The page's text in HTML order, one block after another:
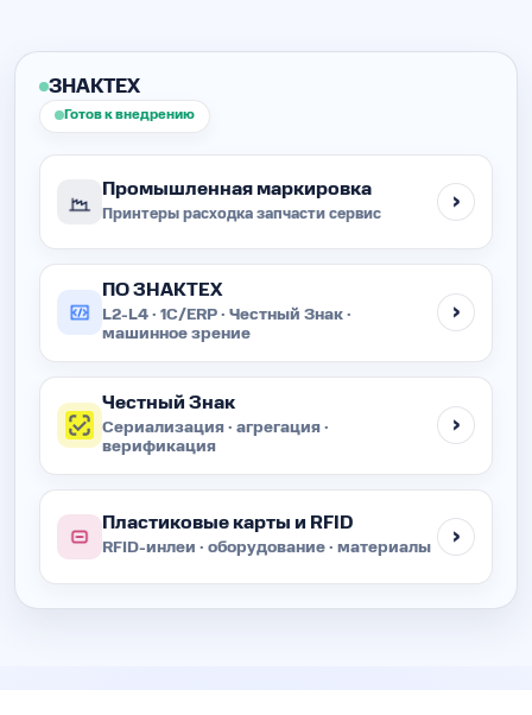
ЗНАКТЕХ
Готов к внедрению
Промышленная маркировка
Принтеры расходка запчасти сервис
ПО ЗНАКТЕХ
L2-L4 · 1C/ERP · Честный Знак ·
машинное зрение
Честный Знак
Сериализация · агрегация ·
верификация
Пластиковые карты и RFID
RFID-инлеи · оборудование · материалы